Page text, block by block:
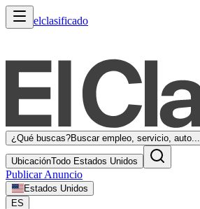
elclasificado
¿Qué buscas?Buscar empleo, servicio, auto...
UbicaciónTodo Estados Unidos
Publicar Anuncio
Estados Unidos
ES